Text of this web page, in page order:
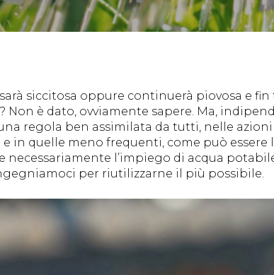
sarà siccitosa oppure continuerà piovosa e
Non è dato, ovviamente sapere. Ma,
regola ben assimilata da tutti, nelle
in quelle meno frequenti, come può essere
necessariamente l’impiego di acqua
per riutilizzarne il più possibile.